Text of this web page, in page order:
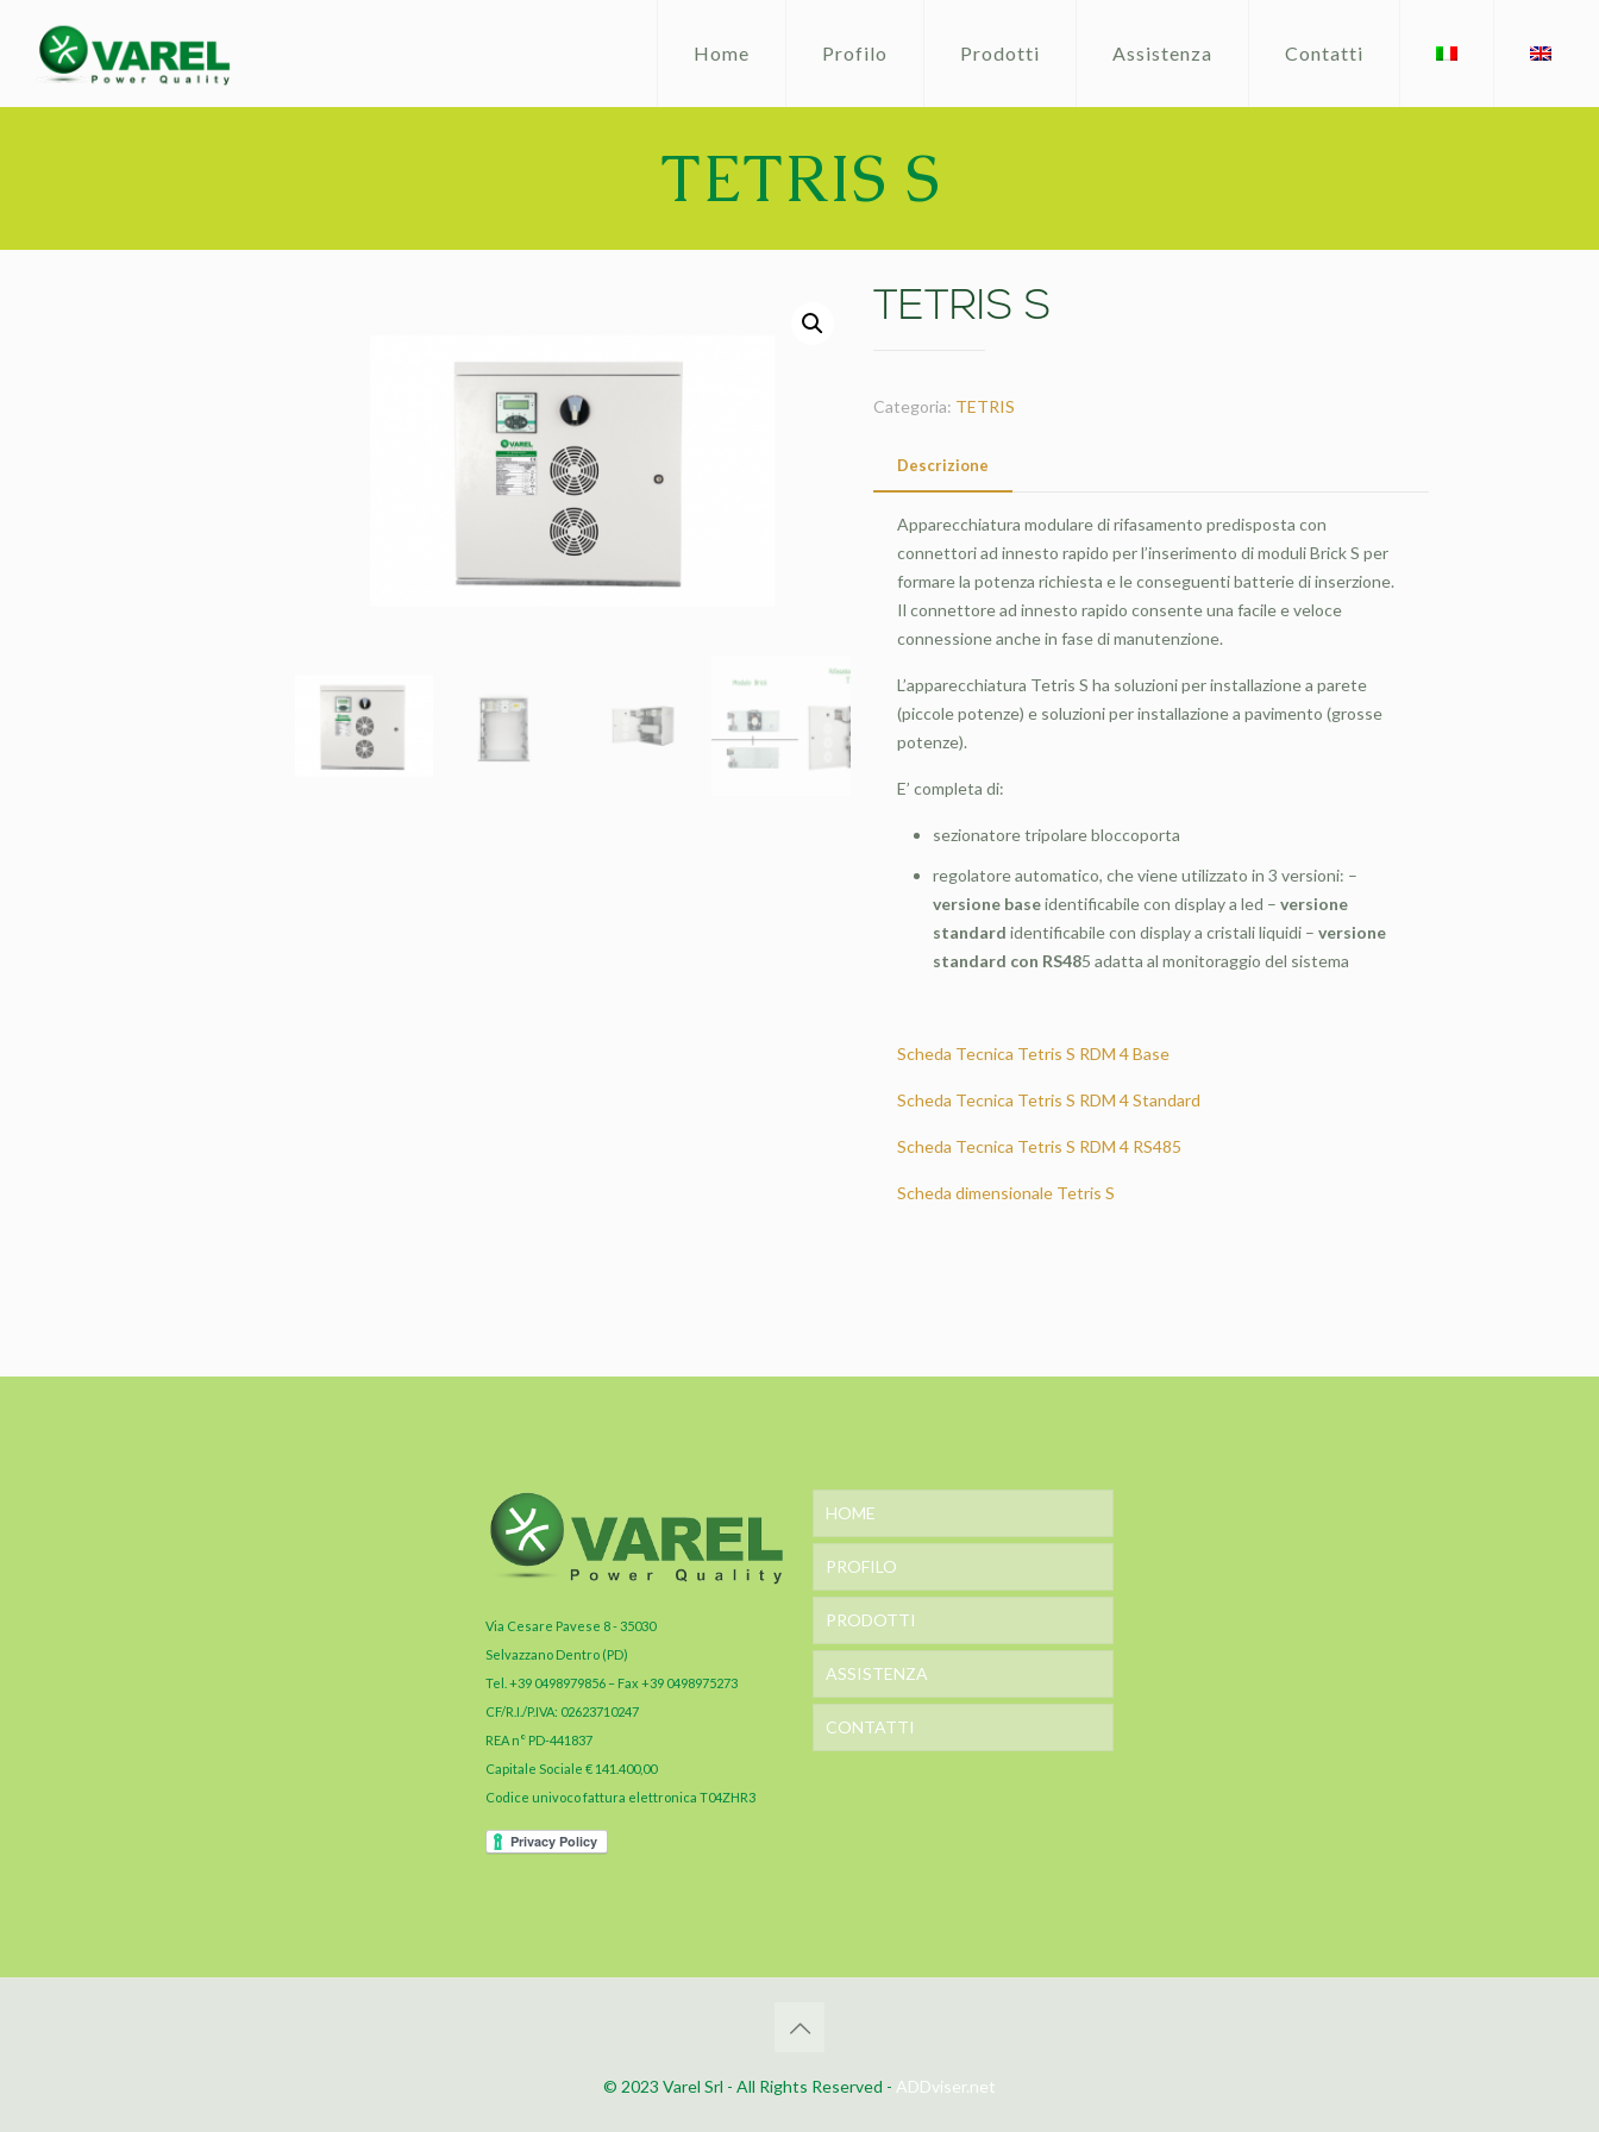
Home Profilo Prodotti Assistenza Contatti
TETRIS S
TETRIS S
Categoria: TETRIS
Descrizione
Apparecchiatura modulare di rifasamento predisposta con
connettori ad innesto rapido per l’inserimento di moduli Brick S per
formare la potenza richiesta e le conseguenti batterie di inserzione.
Il connettore ad innesto rapido consente una facile e veloce
connessione anche in fase di manutenzione.
L’apparecchiatura Tetris S ha soluzioni per installazione a parete
(piccole potenze) e soluzioni per installazione a pavimento (grosse
potenze).
E’ completa di:
sezionatore tripolare bloccoporta
regolatore automatico, che viene utilizzato in 3 versioni: –
versione baseidentificabile con display a led –versione
standardidentificabile con display a cristali liquidi – versione
standard con RS485 adatta al monitoraggio del sistema
Scheda Tecnica Tetris S RDM 4 Base
Scheda Tecnica Tetris S RDM 4 Standard
Scheda Tecnica Tetris S RDM 4 RS485
Scheda dimensionale Tetris S
Via Cesare Pavese 8 - 35030
Selvazzano Dentro (PD)
Tel. +39 0498979856 – Fax +39 0498975273
CF/R.I./P.IVA: 02623710247
REA n° PD-441837
Capitale Sociale € 141.400,00
Codice univoco fattura elettronica T04ZHR3
HOME
PROFILO
PRODOTTI
ASSISTENZA
CONTATTI
© 2023 Varel Srl - All Rights Reserved - ADDviser.net